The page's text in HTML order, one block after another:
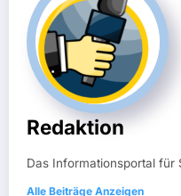
Redaktion
Das Informationsportal für
Alle Beiträge Anzeigen